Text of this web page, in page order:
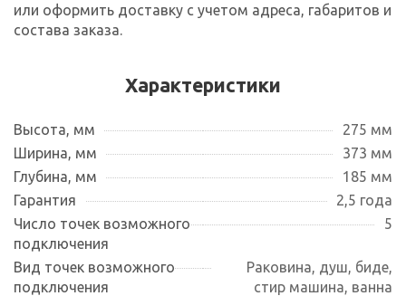
или оформить доставку с учетом адреса, габаритов и
состава заказа.
Характеристики
Высота, мм
275 мм
Ширина, мм
373 мм
Глубина, мм
185 мм
Гарантия
2,5 года
Число точек возможного
подключения
5
Вид точек возможного
подключения
Раковина, душ, биде,
стир машина, ванна